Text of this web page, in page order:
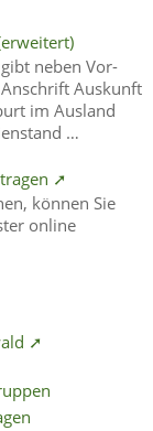
neben Vor-
Auskunft
im Ausland
…
➚
können Sie
online
➚